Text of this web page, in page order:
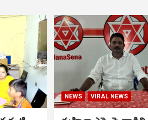
NEWS VIRAL NEWS